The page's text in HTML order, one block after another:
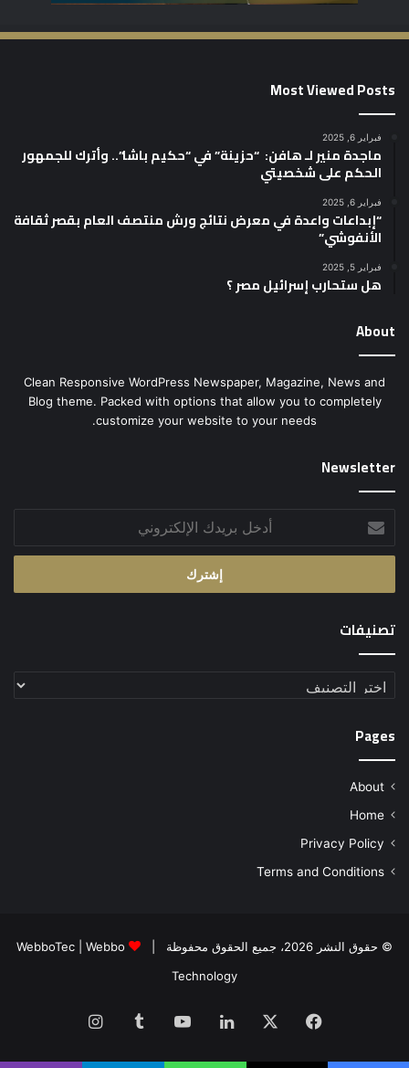
Most Viewed Posts
فبراير 6, 2025
ماجدة منير لـ هافن: “حزينة” في “حكيم باشا”.. وأترك للجمهور
الحكم على شخصيتي
فبراير 6, 2025
“إبداعات واعدة في معرض نتائج ورش منتصف العام بقصر ثقافة
الأنفوشي”
فبراير 5, 2025
هل ستحارب إسرائيل مصر ؟
About
Clean Responsive WordPress Newspaper, Magazine, News and
Blog theme. Packed with options that allow you to completely
customize your website to your needs.
Newsletter
بريدك
الإلكتروني
تصنيفات
تصنيفات
Pages
About
Home
Privacy Policy
Terms and Conditions
© حقوق النشر 2026، جميع الحقوق محفوظة | WebboTec
Webbo
Technology
فيسبوك لينكدإن ‫YouTube